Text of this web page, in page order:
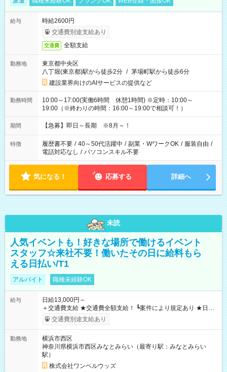
給与
時給2600円
交通費別途支給あり
交通費 全額支給
勤務地
東京都中央区
八丁堀(東京都)駅から徒歩2分 / 茅場町駅から徒歩6分
建設業界向けのAIサービスの提供など
勤務時間
10:00～17:00(実働6時間 休憩1時間) ※定時：10:00～
19:00（※終わりの時間：16:00～19:00で相談可！）
期間 【急募】即日～長期 ※8月～！
特徴 履歴書不要 / 40～50代活躍中 / 副業・WワークOK / 服装自由 /
電話対応なし / パソコンスキル不要
気になる！ 応募する 詳細へ
未読
人気イベントも！好きな場所で働けるイベント
スタッフ☆来社不要！働いたその日に給料もら
える日払い/T1
アルバイト 職種未経験OK
給与
日給13,000円～
＋交通費支給 ★交通費全額支給！ ┗案件により規定あり ★日払
いOK！（規定あり） ┗働いたその日に現金GET♪ お仕事後はコ
ンビニATMから 日払い分を引き落とせます！ 【試用期間】試
交通費別途支給あり
勤務地
横浜市西区
神奈川県横浜市西区みなとみらい（最寄り駅：みなとみらい
駅）
株式会社ワンベルウッズ